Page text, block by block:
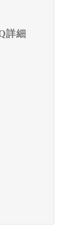
詳細